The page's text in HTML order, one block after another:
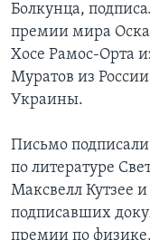
Болкунца,
премии мира
Хосе Рамос-Орта
Муратов из
Украины.
Письмо
по литературе
Максвелл Кутзее
подписавших
премии по